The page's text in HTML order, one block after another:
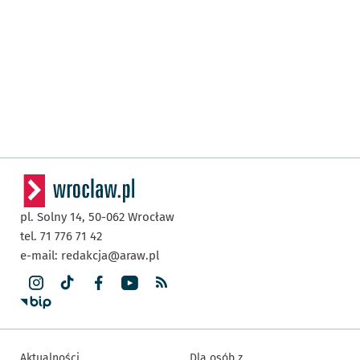
pl. Solny 14, 50-062 Wrocław
tel. 71 776 71 42
e-mail: redakcja@araw.pl